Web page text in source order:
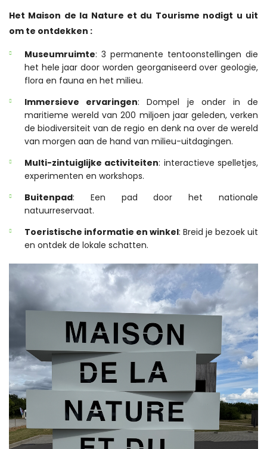
Het Maison de la Nature et du Tourisme nodigt u uit
om te ontdekken :
Museumruimte: 3 permanente tentoonstellingen die
het hele jaar door worden georganiseerd over geologie,
flora en fauna en het milieu.
Immersieve ervaringen: Dompel je onder in de
maritieme wereld van 200 miljoen jaar geleden, verken
de biodiversiteit van de regio en denk na over de wereld
van morgen aan de hand van milieu-uitdagingen.
Multi-zintuiglijke activiteiten: interactieve spelletjes,
experimenten en workshops.
Buitenpad: Een pad door het nationale
natuurreservaat.
Toeristische informatie en winkel: Breid je bezoek uit
en ontdek de lokale schatten.